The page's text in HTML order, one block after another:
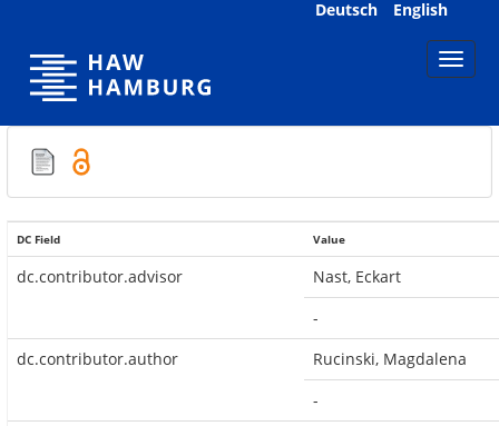
Deutsch English
DC Field Value
dc.contributor.advisor
Nast, Eckart
-
dc.contributor.author
Rucinski, Magdalena
-